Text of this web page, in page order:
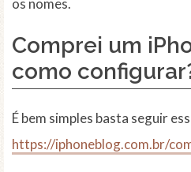
os nomes.
Comprei um
como
É bem simples basta seguir
https://iphoneblog.com.br/